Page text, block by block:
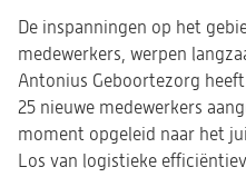
De inspanningen op het
medewerkers, werpen
Antonius Geboortezorg
25 nieuwe medewerkers
moment opgeleid naar het
Los van logistieke